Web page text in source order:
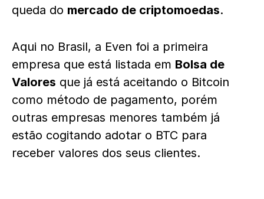
queda do mercado de criptomoedas.
Aqui no Brasil, a Even foi a primeira
empresa que está listada em Bolsa de
Valores que já está aceitando o Bitcoin
como método de pagamento, porém
outras empresas menores também já
estão cogitando adotar o BTC para
receber valores dos seus clientes.